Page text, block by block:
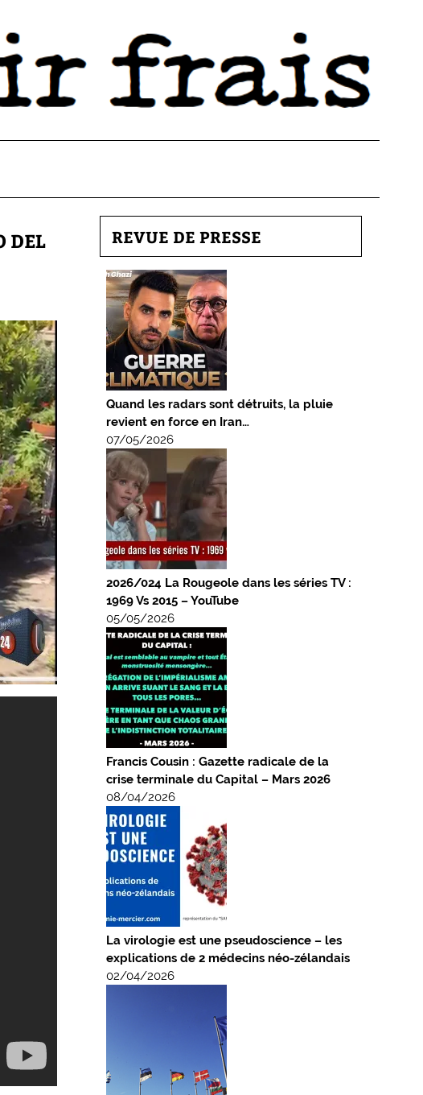
DEL
REVUE DE PRESSE
Quand les radars sont détruits, la pluie
revient en force en Iran…
07/05/2026
2026/024 La Rougeole dans les séries TV :
1969 Vs 2015 – YouTube
05/05/2026
Francis Cousin : Gazette radicale de la
crise terminale du Capital – Mars 2026
08/04/2026
La virologie est une pseudoscience – les
explications de 2 médecins néo-zélandais
02/04/2026